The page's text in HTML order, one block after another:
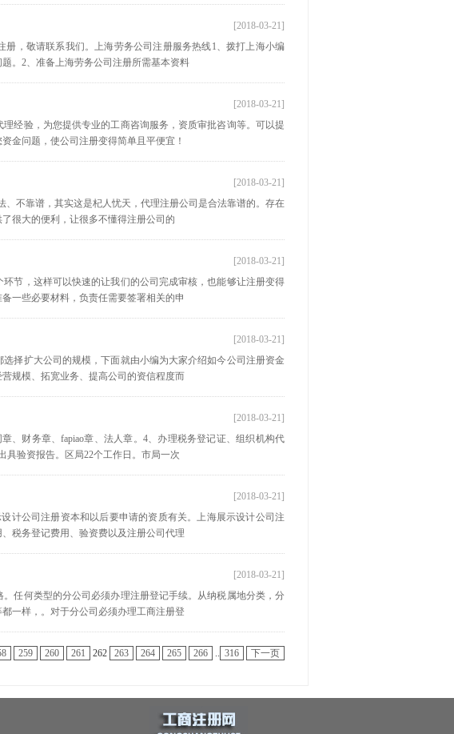
[2018-03-21]
，敬请联系我们。上海劳务公司注册服务热线1、拨打上海小编
。2、准备上海劳务公司注册所需基本资料
[2018-03-21]
经验，为您提供专业的工商咨询服务，资质审批咨询等。可以提
金问题，使公司注册变得简单且平便宜！
[2018-03-21]
不靠谱，其实这是杞人忧天，代理注册公司是合法靠谱的。存在
很大的便利，让很多不懂得注册公司的
[2018-03-21]
节，这样可以快速的让我们的公司完成审核，也能够让注册变得
一些必要材料，负责任需要签署相关的申
[2018-03-21]
择扩大公司的规模，下面就由小编为大家介绍如今公司注册资金
规模、拓宽业务、提高公司的资信程度而
[2018-03-21]
、财务章、fapiao章、法人章。4、办理税务登记证、组织机构代
具验资报告。区局22个工作日。市局一次
[2018-03-21]
计公司注册资本和以后要申请的资质有关。上海展示设计公司注
税务登记费用、验资费以及注册公司代理
[2018-03-21]
任何类型的分公司必须办理注册登记手续。从纳税属地分类，分
一样，。对于分公司必须办理工商注册登
259 260 261 262 263 264 265 266 .. 316 下一页